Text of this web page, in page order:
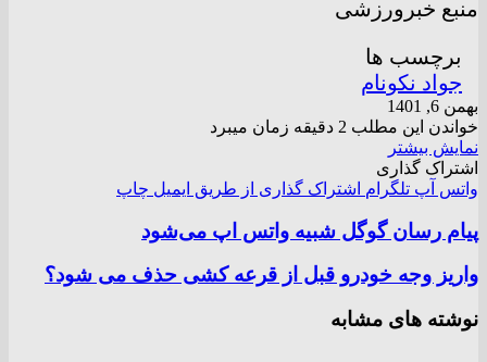
منبع خبرورزشی
برچسب ها
جواد نکونام
بهمن 6, 1401
خواندن این مطلب 2 دقیقه زمان میبرد
نمایش بیشتر
اشتراک گذاری
واتس آپ تلگرام اشتراک گذاری از طریق ایمیل چاپ
پیام رسان گوگل شبیه واتس اپ می‌شود
واریز وجه خودرو قبل از قرعه کشی حذف می شود؟
نوشته های مشابه